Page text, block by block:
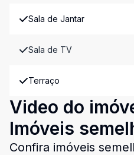
Sala de Jantar
Sala de TV
Terraço
Video do
Imóveis
Confira imóveis